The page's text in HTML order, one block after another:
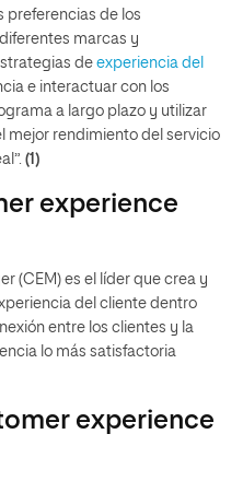
preferencias de los
marcas y
de experiencia del
e interactuar con los
a largo plazo y utilizar
mejor rendimiento del servicio
(1)
experience
(CEM) es el líder que crea y
del cliente dentro
entre los clientes y la
lo más satisfactoria
experience